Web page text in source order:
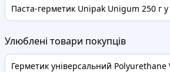
Паста-герметик Unipak Unigum 250 г
Улюблені товари покупців
Герметик універсальний